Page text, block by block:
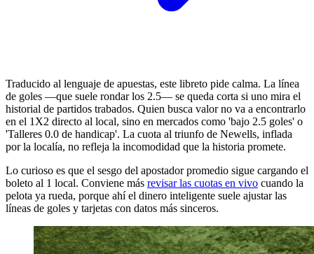
Traducido al lenguaje de apuestas, este libreto pide calma. La línea
de goles —que suele rondar los 2.5— se queda corta si uno mira el
historial de partidos trabados. Quien busca valor no va a encontrarlo
en el 1X2 directo al local, sino en mercados como 'bajo 2.5 goles' o
'Talleres 0.0 de handicap'. La cuota al triunfo de Newells, inflada
por la localía, no refleja la incomodidad que la historia promete.
Lo curioso es que el sesgo del apostador promedio sigue cargando el
boleto al 1 local. Conviene más revisar las cuotas en vivo cuando la
pelota ya rueda, porque ahí el dinero inteligente suele ajustar las
líneas de goles y tarjetas con datos más sinceros.